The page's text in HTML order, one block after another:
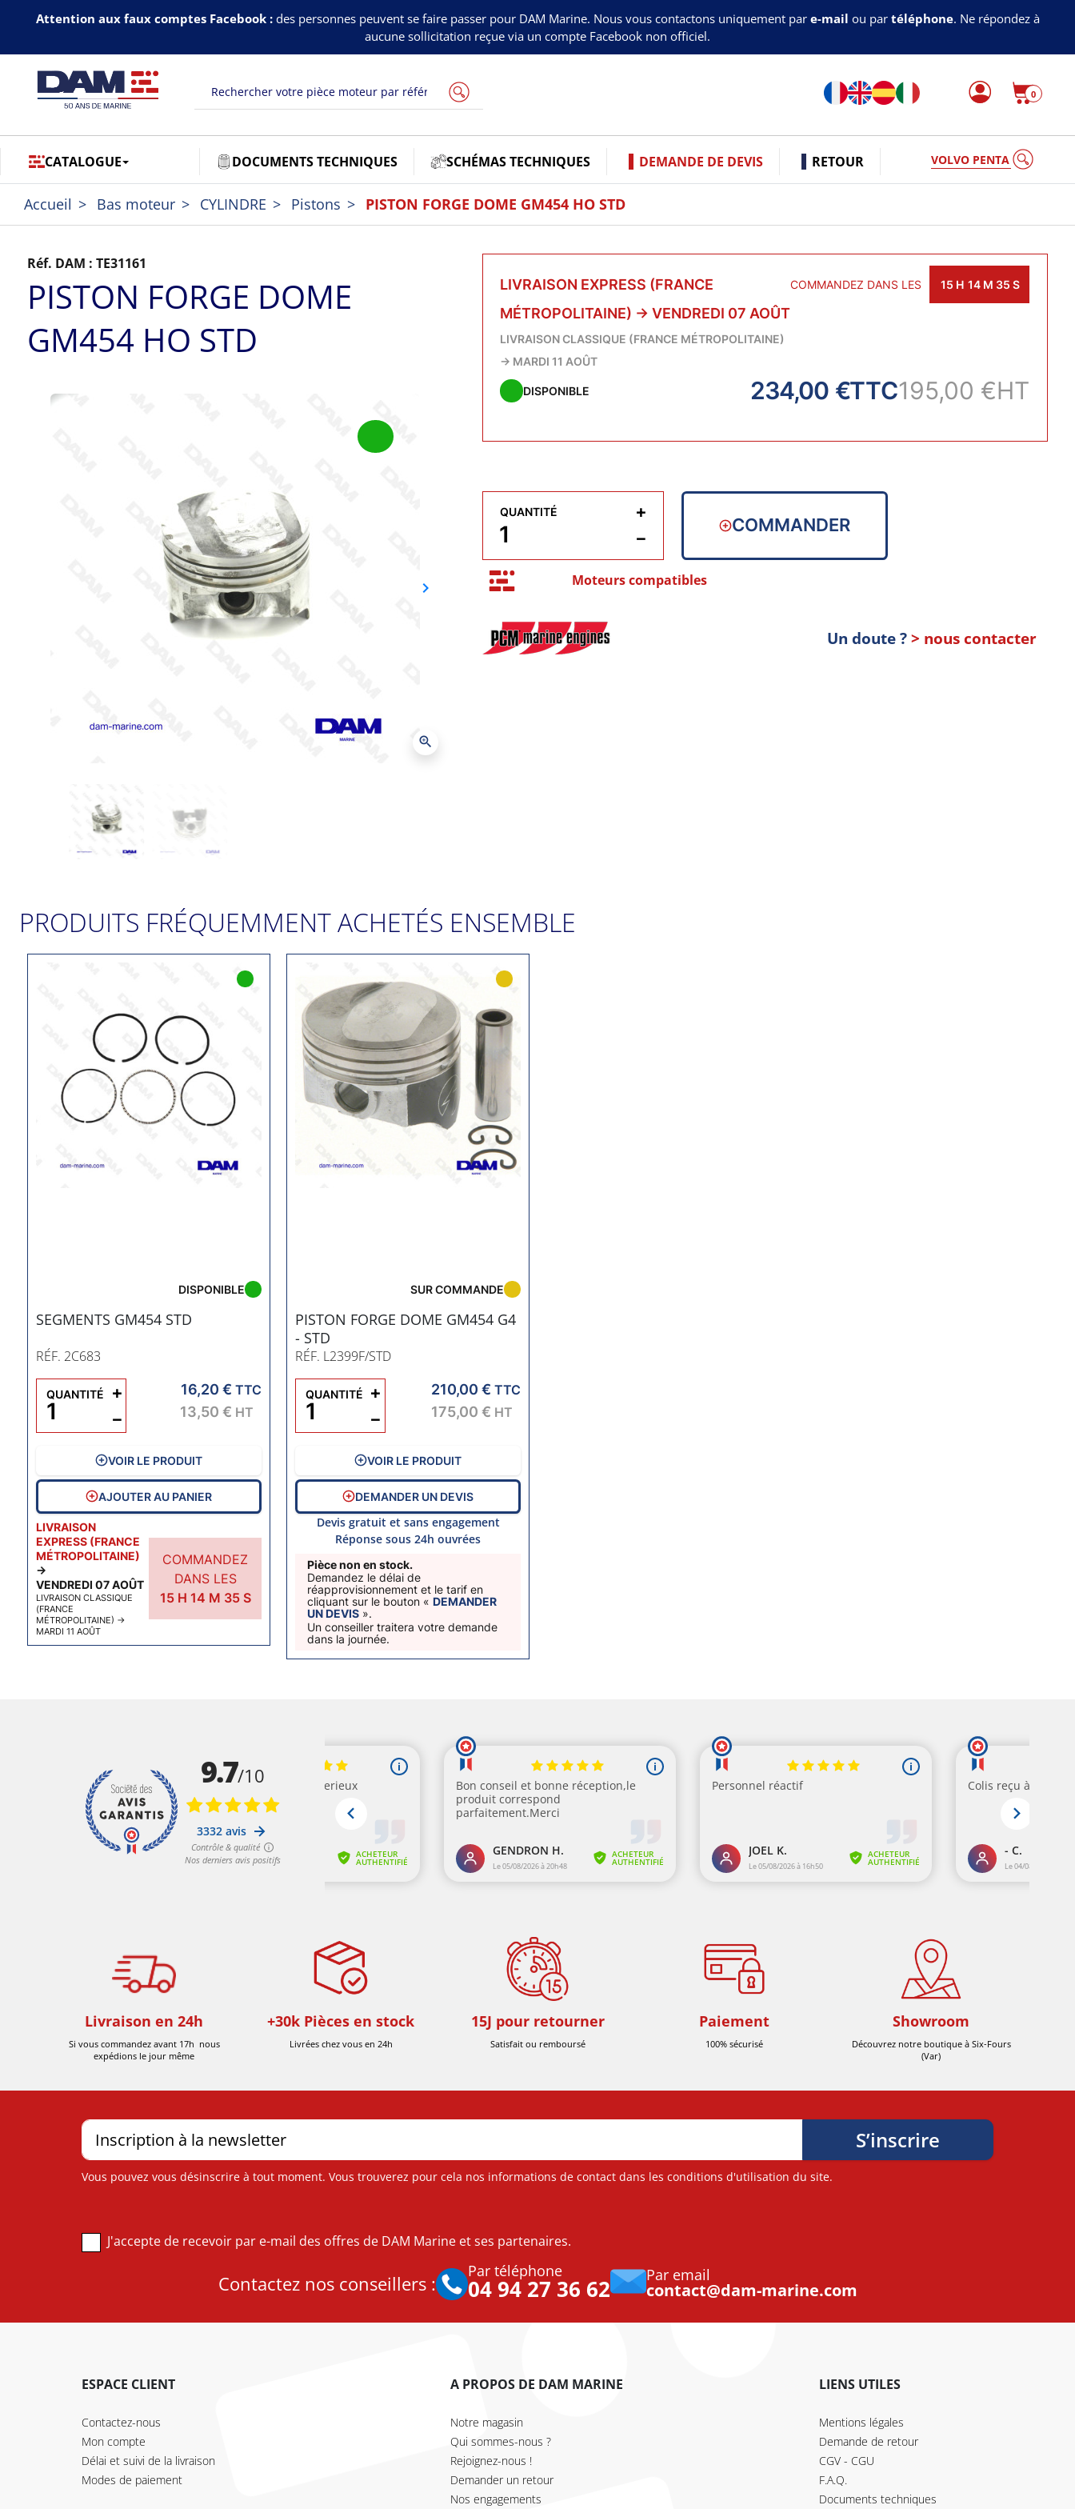
Attention aux faux comptes Facebook :des personnes peuvent se faire passer pour DAM Marine. Nous vous contactons uniquement par e-mail ou par téléphone. Ne répondez à
aucune sollicitation reçue via un compte Facebook non officiel.
0
CATALOGUE DOCUMENTS TECHNIQUES SCHÉMAS TECHNIQUES DEMANDE DE DEVIS RETOUR VOLV
Accueil Bas moteur CYLINDRE Pistons PISTON FORGE DOME GM454 HO STD
Réf. DAM :TE31161
PISTON FORGE DOME
GM454 HO STD
Suivant
keyboard_arrow_right
zoom_in
LIVRAISON EXPRESS (FRANCE
MÉTROPOLITAINE) → VENDREDI 07 AOÛT
LIVRAISON CLASSIQUE (FRANCE MÉTROPOLITAINE)
→ MARDI 11 AOÛT
COMMANDEZ DANS LES 15 H 14 M 34 S
DISPONIBLE 234,00 €TTC195,00 €HT
QUANTITÉ
−
+
COMMANDER
Moteurs compatibles
Un doute ?> nous contacter
PRODUITS FRÉQUEMMENT ACHETÉS ENSEMBLE
SEGMENTS GM454 STD
RÉF. 2C683
LIVRAISON
EXPRESS (FRANCE
MÉTROPOLITAINE)
→
VENDREDI 07 AOÛT
LIVRAISON CLASSIQUE
(FRANCE
MÉTROPOLITAINE) →
MARDI 11 AOÛT
COMMANDEZ
DANS LES
15H 14 M 34 S
DISPONIBLE
16,20 € TTC
13,50 € HT
QUANTITÉ
−
+
VOIR LE PRODUIT
AJOUTER AU PANIER
PISTON FORGE DOME GM454 G4
- STD
RÉF. L2399F/STD
Pièce non en stock.
Demandez le délai de
réapprovisionnement et le tarif en
cliquant sur le bouton «DEMANDER
UN DEVIS ».
Un conseiller traitera votre demande
dans la journée.
SUR COMMANDE
210,00 € TTC
175,00 € HT
QUANTITÉ
−
+
VOIR LE PRODUIT
DEMANDER UN DEVIS
Devis gratuit et sans engagement
Réponse sous 24h ouvrées
Livraison en 24h
Si vous commandez avant 17h nous
expédions le jour même
+30k Pièces en stock
Livrées chez vous en 24h
15J pour retourner
Satisfait ou remboursé
Paiement
100% sécurisé
Showroom
Découvrez notre boutique à Six-Fours
(Var)
Vous pouvez vous désinscrire à tout moment. Vous trouverez pour cela nos informations de contact dans les conditions d'utilisation du site.
J'accepte de recevoir par e-mail des offres de DAM Marine et ses partenaires.
Contactez nos conseillers :
Par téléphone
04 94 27 36 62 Par email
contact@dam-marine.com
ESPACE CLIENT
Contactez-nous
Mon compte
Délai et suivi de la livraison
Modes de paiement
A PROPOS DE DAM MARINE
Notre magasin
Qui sommes-nous ?
Rejoignez-nous !
Demander un retour
Nos engagements
LIENS UTILES
Mentions légales
Demande de retour
CGV - CGU
F.A.Q.
Documents techniques